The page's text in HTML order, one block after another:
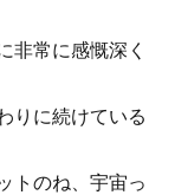
非常に感慨深く
りに続けている
トのね、宇宙っ